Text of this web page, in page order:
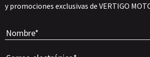
y promociones exclusivas de VERTIGO